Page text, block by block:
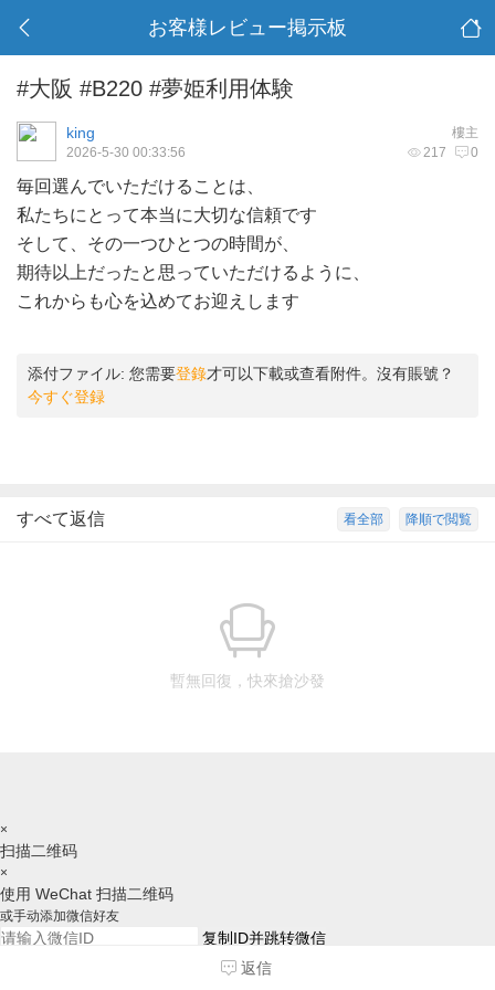
お客様レビュー掲示板
#大阪 #B220 #夢姫利用体験
樓主
king
217 0
2026-5-30 00:33:56
毎回選んでいただけることは、
私たちにとって本当に大切な信頼です
そして、その一つひとつの時間が、
期待以上だったと思っていただけるように、
これからも心を込めてお迎えします
添付ファイル: 您需要登錄才可以下載或查看附件。沒有賬號？
今すぐ登録
降順で閲覧
看全部
すべて返信
暫無回復，快來搶沙發
返信
×
扫描二维码
×
使用 WeChat 扫描二维码
或手动添加微信好友
复制ID并跳转微信